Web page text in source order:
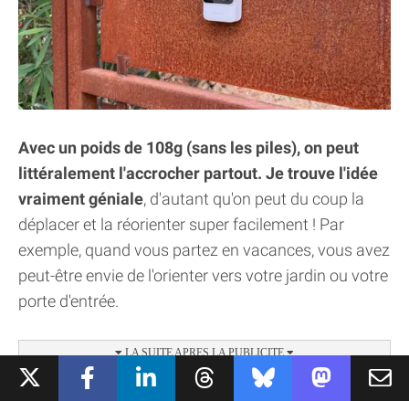
Avec un poids de 108g (sans les piles), on peut
littéralement l'accrocher partout. Je trouve l'idée
vraiment géniale, d'autant qu'on peut du coup la
déplacer et la réorienter super facilement ! Par
exemple, quand vous partez en vacances, vous avez
peut-être envie de l'orienter vers votre jardin ou votre
porte d'entrée.